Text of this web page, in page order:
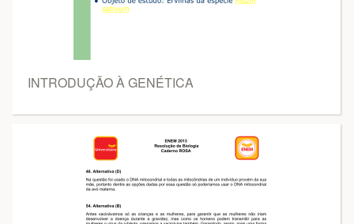
INTRODUÇÃO À GENÉTICA